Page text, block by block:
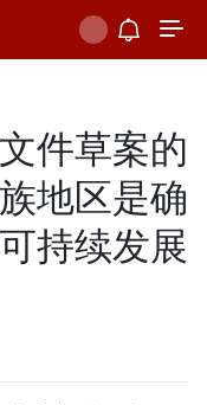
件草案的
地区是确
持续发展